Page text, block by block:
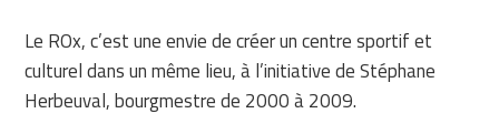
Le ROx, c’est une envie de créer un centre sportif et
culturel dans un même lieu, à l’initiative de Stéphane
Herbeuval, bourgmestre de 2000 à 2009.